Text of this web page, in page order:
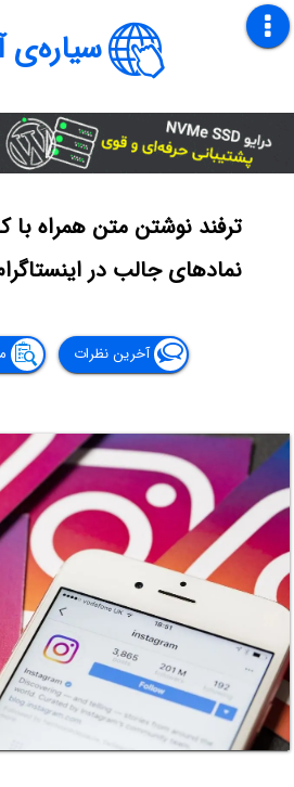
ترفند نوشتن متن همراه با
نمادهای جالب در
آخرین نظرات